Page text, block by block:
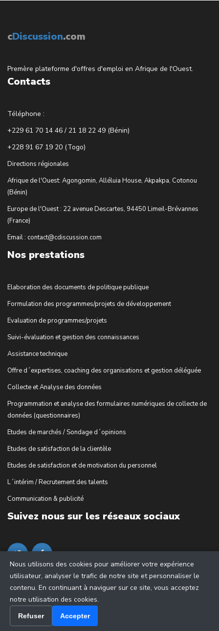
cDiscussion.com
Premère plateforme d'offres d'emploi en Afrique de l'Ouest.
Contacts
Téléphone :
+229 61 70 14 46 / 21 18 22 49 (Bénin)
+228 91 67 19 20 (Togo)
Directions régionales
Afrique de l'Ouest: Agongomin, Alléluia House, Akpakpa, Cotonou
(Bénin)
Europe de l'Ouest : 22 avenue Descartes, 94450 Limeil-Brévannes
(France)
Email : contact@cdiscussion.com
Nos prestations
Elaboration des documents de politique publique
Formulation des programmes/projets de développement
Evaluation de programmes/projets
Suivi-évaluation et gestion des connaissances
Assistance technique
Offre d´expertises, coaching des organisations et gestion déléguée
Collecte et Analyse des données
Programmation et analyse des formulaires numériques de collecte de
données (questionnaires)
Etudes de marchés / Sondage d´opinions
Etudes de satisfaction de la clientèle
Etudes de satisfaction et de motivation du personnel
L´intérim / Recrutement des talents
Communication & publicité
Suivez nous sur les réseaux sociaux
© 2018 - cDiscussion.com
Nous utilisons des cookies pour améliorer votre expérience
utilisateur, analyser le trafic de notre site et personnaliser le
contenu. En continuant à naviguer sur ce site, vous acceptez
notre utilisation des cookies.
Refuser Accepter